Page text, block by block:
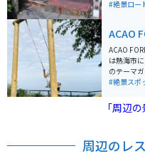
暖かく、
となって
#絶景ロー
ACAO
ACAO
は熱海市
のテーマ
ハーブ、
あり、一日中楽しめま
ラのシー
#絶景スポ
「周辺
周辺のレ